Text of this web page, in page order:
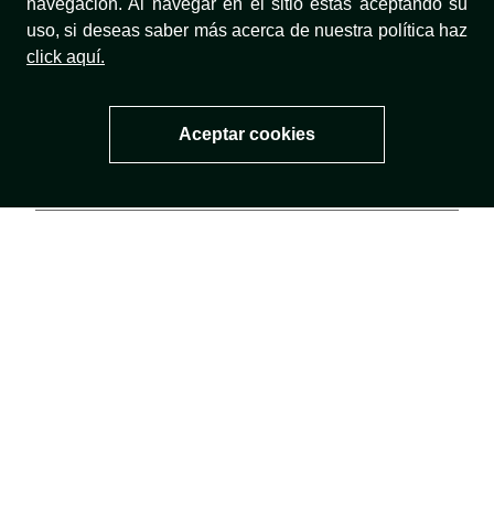
navegación. Al navegar en el sitio estás aceptando su
uso, si deseas saber más acerca de nuestra política haz
click aquí.
Aceptar cookies